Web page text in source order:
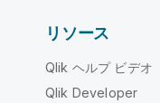
リソース
Qlik ヘルプ ビデオ
Qlik Developer